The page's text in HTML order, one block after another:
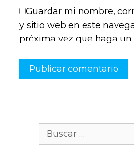
Guardar mi nombre,
y sitio web en este
próxima vez que haga